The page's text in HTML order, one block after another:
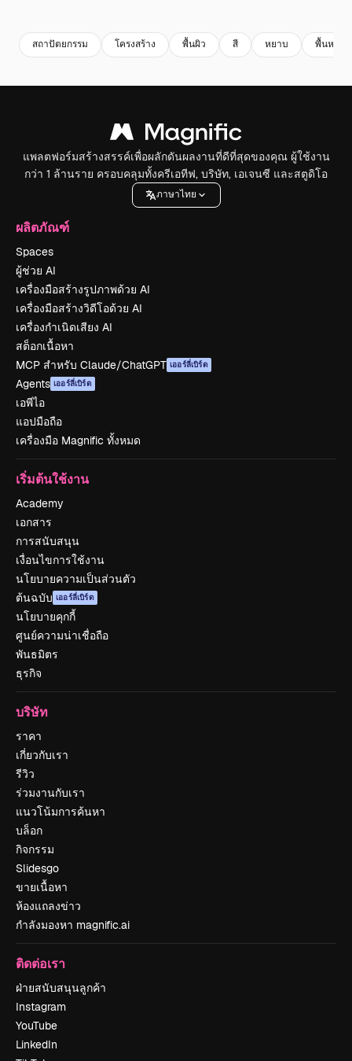
สถาปัตยกรรม โครงสร้าง พื้นผิว สี หยาบ พื้นหลัง
แพลตฟอร์มสร้างสรรค์เพื่อผลักดันผลงานที่ดีที่สุดของคุณ ผู้ใช้งาน
กว่า 1 ล้านราย ครอบคลุมทั้งครีเอทีฟ, บริษัท, เอเจนซี และสตูดิโอ
ภาษาไทย
ผลิตภัณฑ์
Spaces
ผู้ช่วย AI
เครื่องมือสร้างรูปภาพด้วย AI
เครื่องมือสร้างวิดีโอด้วย AI
เครื่องกำเนิดเสียง AI
สต็อกเนื้อหา
MCP สำหรับ Claude/ChatGPT เออร์ลี่เบิร์ด
Agents เออร์ลี่เบิร์ด
เอพีไอ
แอปมือถือ
เครื่องมือ Magnific ทั้งหมด
เริ่มต้นใช้งาน
Academy
เอกสาร
การสนับสนุน
เงื่อนไขการใช้งาน
นโยบายความเป็นส่วนตัว
ต้นฉบับ เออร์ลี่เบิร์ด
นโยบายคุกกี้
ศูนย์ความน่าเชื่อถือ
พันธมิตร
ธุรกิจ
บริษัท
ราคา
เกี่ยวกับเรา
รีวิว
ร่วมงานกับเรา
แนวโน้มการค้นหา
บล็อก
กิจกรรม
Slidesgo
ขายเนื้อหา
ห้องแถลงข่าว
กำลังมองหา magnific.ai
ติดต่อเรา
ฝ่ายสนับสนุนลูกค้า
Instagram
YouTube
LinkedIn